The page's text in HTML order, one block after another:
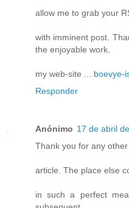
allow me to grab your
with imminent post.
the enjoyable work.
my web-site ... boevye-
Responder
Anónimo 17 de abril
Thank you for any
article. The place else
in such a perfect